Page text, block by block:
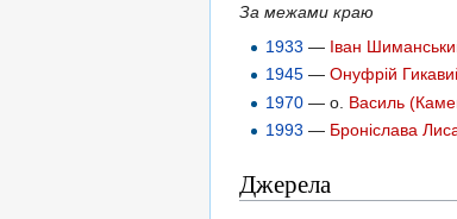
За межами краю
1933 — Іван
1945 —Онуфрій
1970 — о. Василь
1993 — Броніслава
Джерела